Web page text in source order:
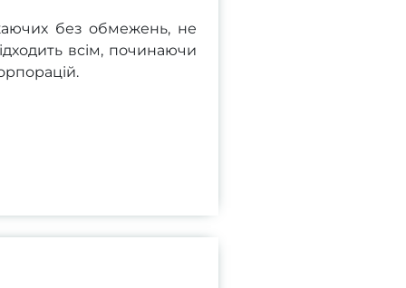
без обмежень, не
всім, починаючи